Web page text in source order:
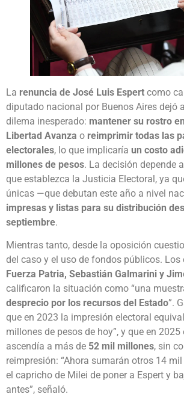
La renuncia de José Luis Espert como
diputado nacional por Buenos Aires dejó
dilema inesperado: mantener su rostro
Libertad Avanza o reimprimir todas las
electorales, lo que implicaría un costo
millones de pesos. La decisión depende
que establezca la Justicia Electoral, ya
únicas —que debutan este año a nivel
impresas y listas para su distribución
septiembre.
Mientras tanto, desde la oposición
del caso y el uso de fondos públicos. Los
Fuerza Patria, Sebastián Galmarini y
calificaron la situación como “una
desprecio por los recursos del Estado”.
que en 2023 la impresión electoral
millones de pesos de hoy”, y que en 2025
ascendía a más de 52 mil millones, sin
reimpresión: “Ahora sumarán otros 14
el capricho de Milei de poner a Espert y
antes”, señaló.